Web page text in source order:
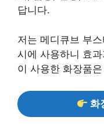
답니다.
저는 메디큐브 부
시에 사용하니 효
이 사용한 화장품
화